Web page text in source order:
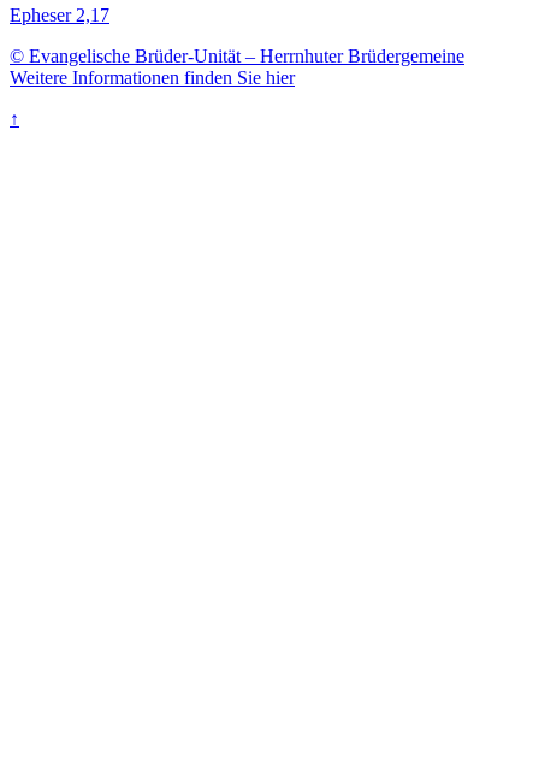
Epheser 2,17
© Evangelische Brüder-Unität – Herrnhuter Brüdergemeine
Weitere Informationen finden Sie hier
↑